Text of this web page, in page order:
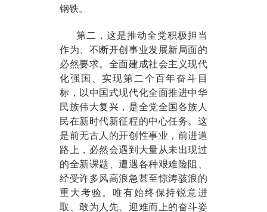
钢铁。
第二，这是推动全党积极担当
作为、不断开创事业发展新局面的
必然要求。全面建成社会主义现代
化强国、实现第二个百年奋斗目
标，以中国式现代化全面推进中华
民族伟大复兴，是全党全国各族人
民在新时代新征程的中心任务。这
是前无古人的开创性事业，前进道
路上，必然会遇到大量从未出现过
的全新课题、遭遇各种艰难险阻、
经受许多风高浪急甚至惊涛骇浪的
重大考验。唯有始终保持锐意进
取、敢为人先、迎难而上的奋斗姿